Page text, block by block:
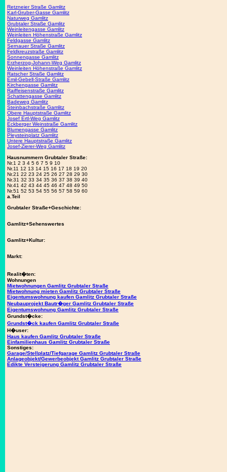
Retzneier Straße Gamlitz
Karl-Gruber-Gasse Gamlitz
Naturweg Gamlitz
Grubtaler Straße Gamlitz
Weinleitengasse Gamlitz
Weinleiten Höhenstraße Gamlitz
Feldgasse Gamlitz
Sernauer Straße Gamlitz
Feldkreuzstraße Gamlitz
Sonnengasse Gamlitz
Erzherzog-Johann-Weg Gamlitz
Weinleiten Höhenstraße Gamlitz
Ratscher Straße Gamlitz
Emil-Gebell-Straße Gamlitz
Kirchengasse Gamlitz
Raiffeisenstraße Gamlitz
Schattengasse Gamlitz
Badeweg Gamlitz
Steinbachstraße Gamlitz
Obere Hauptstraße Gamlitz
Josef Ertl-Weg Gamlitz
Eckberger Weinstraße Gamlitz
Blumengasse Gamlitz
Pleysteinplatz Gamlitz
Untere Hauptstraße Gamlitz
Josef-Zierer-Weg Gamlitz
Hausnummern Grubtaler Straße:
Nr.1 2 3 4 5 6 7 5 9 10
Nr.11 12 13 14 15 16 17 18 19 20
Nr.21 22 23 24 25 26 27 28 29 30
Nr.31 32 33 34 35 36 37 38 39 40
Nr.41 42 43 44 45 46 47 48 49 50
Nr.51 52 53 54 55 56 57 58 59 60
a.Teil
Grubtaler Straße+Geschichte:
Gamlitz+Sehenswertes
Gamlitz+Kultur:
Markt:
Realit�ten:
Wohnungen
Mietwohnungen Gamlitz Grubtaler Straße
Mietwohnung mieten Gamlitz Grubtaler Straße
Eigentumswohnung kaufen Gamlitz Grubtaler Straße
Neubauprojekt Bautr�ger Gamlitz Grubtaler Straße
Eigentumswohnung Gamlitz Grubtaler Straße
Grundst�cke:
Grundst�ck kaufen Gamlitz Grubtaler Straße
H�user:
Haus kaufen Gamlitz Grubtaler Straße
Einfamilienhaus Gamlitz Grubtaler Straße
Sonstiges:
Garage/Stellplatz/Tiefgarage Gamlitz Grubtaler Straße
Anlageobjekt/Gewerbeobjekt Gamlitz Grubtaler Straße
Edikte Versteigerung Gamlitz Grubtaler Straße